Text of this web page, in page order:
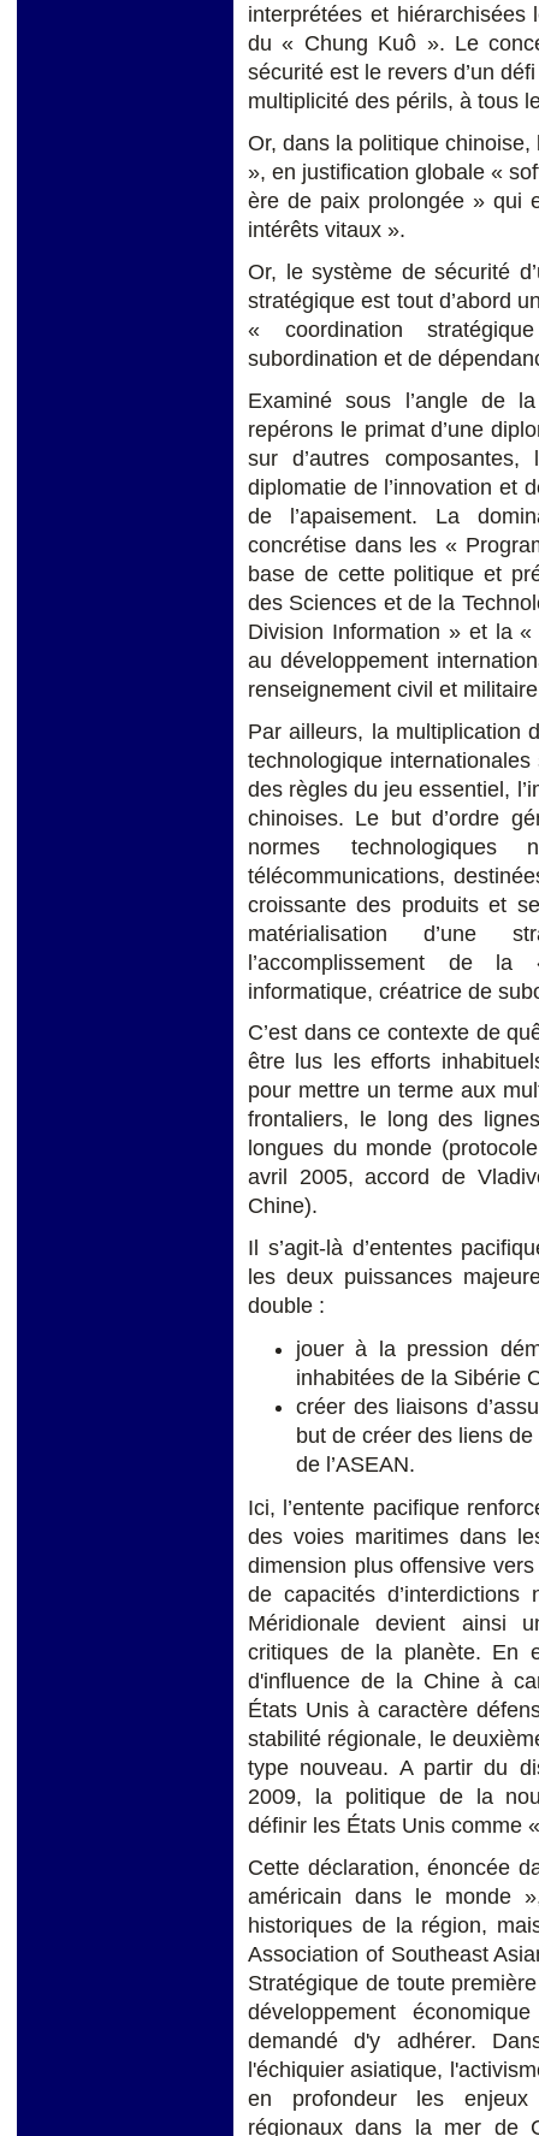
interprétées et
du « Chung Kuô ». Le
sécurité est le revers d’un
multiplicité des périls, à tous
Or, dans la politique chinoise,
», en justification globale «
ère de paix prolongée » qui
intérêts vitaux ».
Or, le système de sécurité
stratégique est tout d’abord
« coordination
subordination et de
Examiné sous l’angle de
repérons le primat d’une
sur d’autres
diplomatie de l’innovation et
de l’apaisement. La
concrétise dans les «
base de cette politique et
des Sciences et de la
Division Information » et la
au développement
renseignement civil et
Par ailleurs, la multiplication
technologique
des règles du jeu essentiel,
chinoises. Le but d’ordre
normes
télécommunications,
croissante des produits et
matérialisation d’une
l’accomplissement de
informatique, créatrice de
C’est dans ce contexte de
être lus les efforts
pour mettre un terme aux
frontaliers, le long des
longues du monde
avril 2005, accord de
Chine).
Il s’agit-là d’ententes
les deux puissances
double :
jouer à la pression
inhabitées de la Sibérie
créer des liaisons
but de créer des liens
de l’ASEAN.
Ici, l’entente pacifique
des voies maritimes dans
dimension plus offensive
de capacités
Méridionale devient ainsi
critiques de la planète. En
d'influence de la Chine à
États Unis à caractère
stabilité régionale, le
type nouveau. A partir du
2009, la politique de la
définir les États Unis comme
Cette déclaration, énoncée
américain dans le monde
historiques de la région,
Association of Southeast
Stratégique de toute
développement
demandé d'y adhérer.
l'échiquier asiatique,
en profondeur les enjeux
régionaux dans la mer de